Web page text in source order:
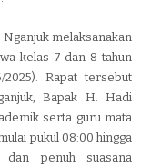
Nganjuk melaksanakan
kelas 7 dan 8 tahun
Rapat tersebut
Bapak H. Hadi
serta guru mata
pukul 08:00 hingga
penuh suasana